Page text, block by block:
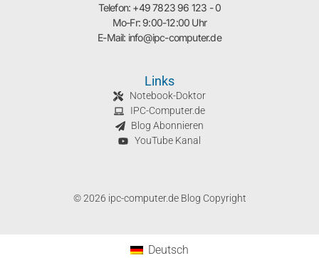
Telefon: +49 7823 96 123 - 0
Mo-Fr: 9:00-12:00 Uhr
E-Mail: info@ipc-computer.de
Links
Notebook-Doktor
IPC-Computer.de
Blog Abonnieren
YouTube Kanal
© 2026 ipc-computer.de Blog Copyright
Deutsch